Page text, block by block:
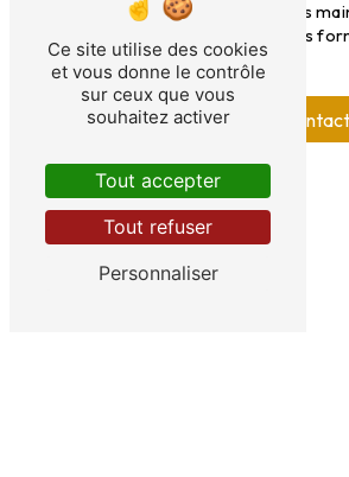
formatrice. Rejoignez-nous dès
boostez votre carrière avec des
qualité à Poitiers.
En savoir plus
Ce site utilise des cookies
et vous donne le contrôle
sur ceux que vous
souhaitez activer
Tout accepter
Tout refuser
Personnaliser